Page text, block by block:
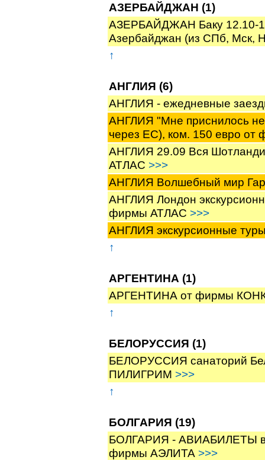
АЗЕРБАЙДЖАН (1)
АЗЕРБАЙДЖАН Баку 12.10-
Азербайджан (из СПб,
↑
АНГЛИЯ (6)
АНГЛИЯ - ежедневные
АНГЛИЯ "Мне приснилось
через ЕС), ком. 150 евро
АНГЛИЯ 29.09 Вся
АТЛАС >>>
АНГЛИЯ Волшебный мир
АНГЛИЯ Лондон
фирмы АТЛАС >>>
АНГЛИЯ экскурсионные
↑
АРГЕНТИНА (1)
АРГЕНТИНА от фирмы
↑
БЕЛОРУССИЯ (1)
БЕЛОРУССИЯ санаторий
ПИЛИГРИМ >>>
↑
БОЛГАРИЯ (19)
БОЛГАРИЯ - АВИАБИЛЕТЫ в
фирмы АЭЛИТА >>>